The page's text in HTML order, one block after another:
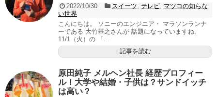
2022/10/30 スイーツ, テレビ, マツコの知らな
い世界
こんにちは。 ソニーのエンジニア・ マラソンランナ
ーである 大竹基之さんが 話題になっていますね。
11/1（火）の 「...
記事を読む
原田純子 メルヘン社長 経歴プロフィー
ル！大学や結婚・子供は？サンドイッチ
は高い？